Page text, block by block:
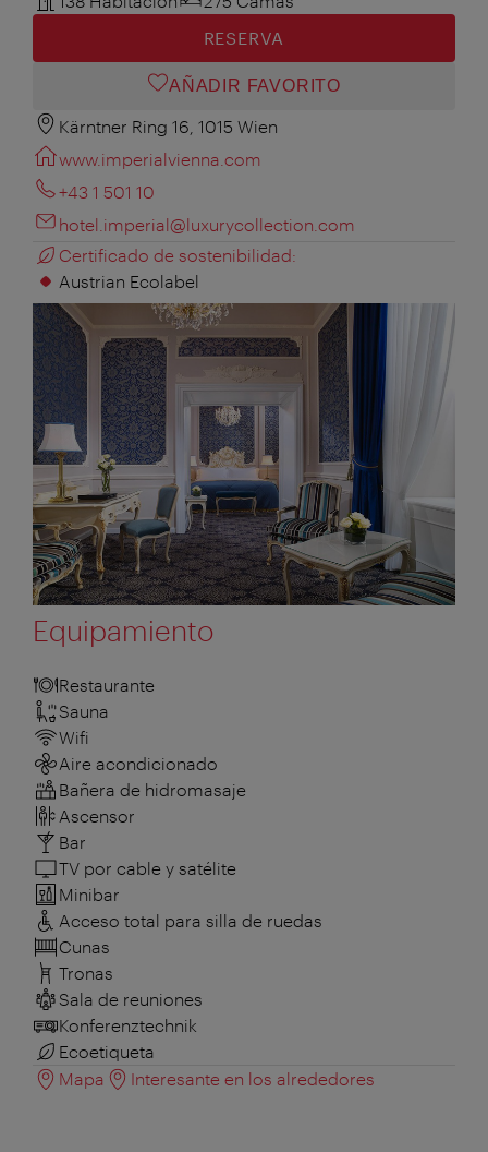
RESERVA
AÑADIR FAVORITO
Kärntner Ring 16, 1015 Wien
www.imperialvienna.com
+43 1 501 10
hotel.imperial@luxurycollection.com
Certificado de sostenibilidad:
Austrian Ecolabel
Equipamiento
Restaurante
Sauna
Wifi
Aire acondicionado
Bañera de hidromasaje
Ascensor
Bar
TV por cable y satélite
Minibar
Acceso total para silla de ruedas
Cunas
Tronas
Sala de reuniones
Konferenztechnik
Ecoetiqueta
Mapa
Interesante en los alrededores